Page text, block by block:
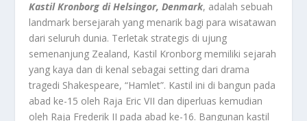
Kastil Kronborg di Helsingor, Denmark, adalah sebuah
landmark bersejarah yang menarik bagi para wisatawan
dari seluruh dunia. Terletak strategis di ujung
semenanjung Zealand, Kastil Kronborg memiliki sejarah
yang kaya dan di kenal sebagai setting dari drama
tragedi Shakespeare, “Hamlet”. Kastil ini di bangun pada
abad ke-15 oleh Raja Eric VII dan diperluas kemudian
oleh Raja Frederik II pada abad ke-16. Bangunan kastil